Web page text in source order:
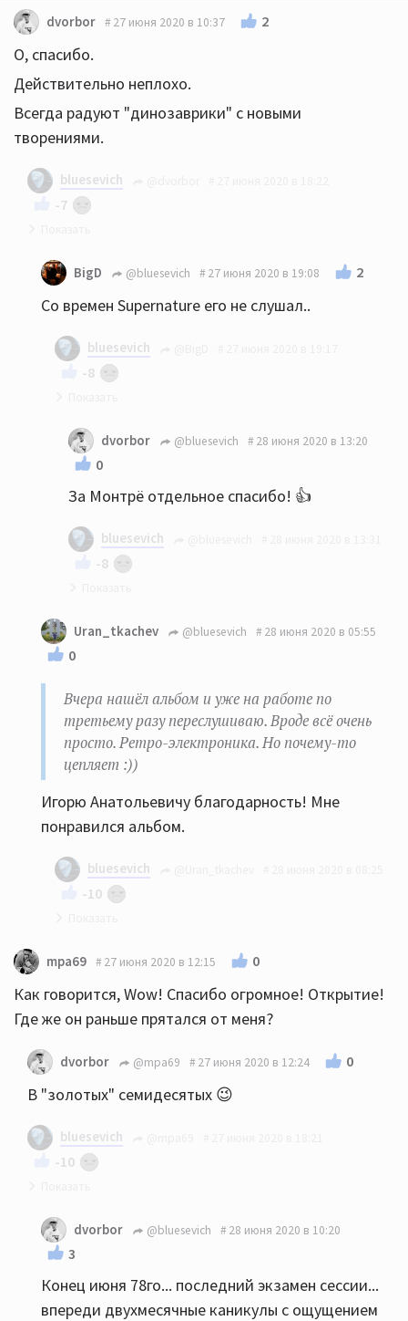
dvorbor 27 июня 2020 в 10:37 2
О, спасибо.
Действительно неплохо.
Всегда радуют "динозаврики" с новыми
творениями.
bluesevich
-7
На здоровье!
BigD @bluesevich 27 июня 2020 в 19:08 2
Со времен Supernаture его не слушал..
bluesevich
-8
Сам не ожидал. Хотя с удовольствием
посмотрел его сольник в Монтрё
dvorbor @bluesevich 28 июня 2020 в 13:20
0
За Монтрё отдельное спасибо! 👍
bluesevich
-8
Uran_tkachev @bluesevich 28 июня 2020 в 05:55
0
Вчера нашёл альбом и уже на работе по
третьему разу переслушиваю. Вроде всё очень
просто. Ретро-электроника. Но почему-то
цепляет :))
Игорю Анатольевичу благодарность! Мне
понравился альбом.
bluesevich
-10
mpa69 27 июня 2020 в 12:15 0
Как говорится, Wow! Спасибо огромное! Открытие!
Где же он раньше прятался от меня?
dvorbor @mpa69 27 июня 2020 в 12:24 0
В "золотых" семидесятых 😉
bluesevich
-10
Supernature датируется 1977-м годом :))
dvorbor @bluesevich 28 июня 2020 в 10:20
3
Конец июня 78го... последний экзамен сессии...
впереди двухмесячные каникулы с ощущением